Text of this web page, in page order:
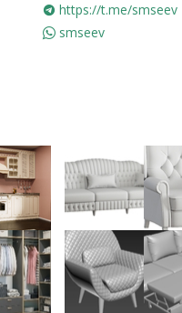
https://t.me/smseev
smseev